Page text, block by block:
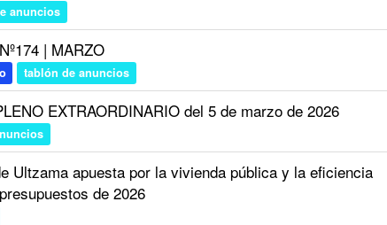
anuncios
| MARZO
tablón de anuncios
EXTRAORDINARIO del 5 de marzo de 2026
Ultzama apuesta por la vivienda pública y la eficiencia
de 2026